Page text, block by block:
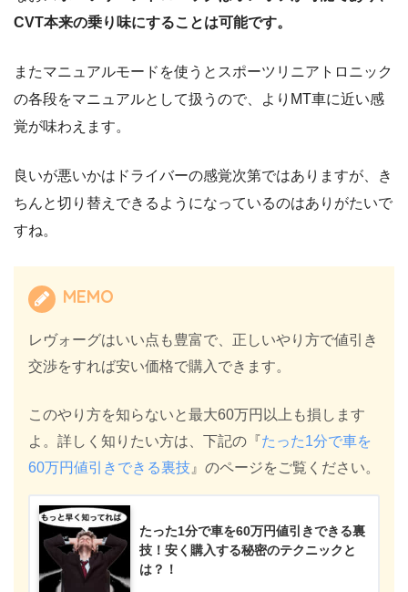
CVT本来の乗り味にすることは可能です。
またマニュアルモードを使うとスポーツリニアトロニック
の各段をマニュアルとして扱うので、よりMT車に近い感
覚が味わえます。
良いが悪いかはドライバーの感覚次第ではありますが、き
ちんと切り替えできるようになっているのはありがたいで
すね。
MEMO
レヴォーグはいい点も豊富で、正しいやり方で値引き
交渉をすれば安い価格で購入できます。
このやり方を知らないと最大60万円以上も損します
よ。詳しく知りたい方は、下記の『 たった1分で車を
60万円値引きできる裏技』のページをご覧ください。
たった1分で車を60万円値引きできる裏
技！安く購入する秘密のテクニックと
は？！